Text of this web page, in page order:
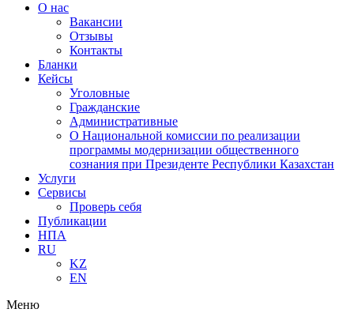
О нас
Вакансии
Отзывы
Контакты
Бланки
Кейсы
Уголовные
Гражданские
Административные
О Национальной комиссии по реализации
программы модернизации общественного
сознания при Президенте Республики Казахстан
Услуги
Сервисы
Проверь себя
Публикации
НПА
RU
KZ
EN
Меню